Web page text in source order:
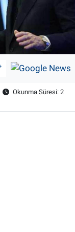
Okunma Süresi: 2